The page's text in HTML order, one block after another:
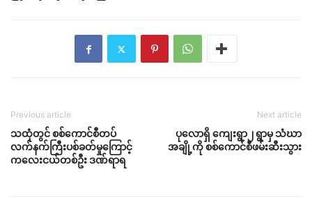
Previous article
သထုံတွင် စစ်ကောင်စီတပ်
လက်နက်ကြီးပစ်ခတ်မှုကြောင့်
ကလေးငယ်တစ်ဦး ဒဏ်ရာရ
Next article
ပုလောရှိ ကျေးရွာ၂ ရွာမှ သံဃာ
အချို့ကို စစ်ကောင်စီဖမ်းဆီးသွား